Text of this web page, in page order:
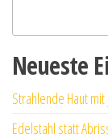
Neueste
Strahlende Haut
Edelstahl statt